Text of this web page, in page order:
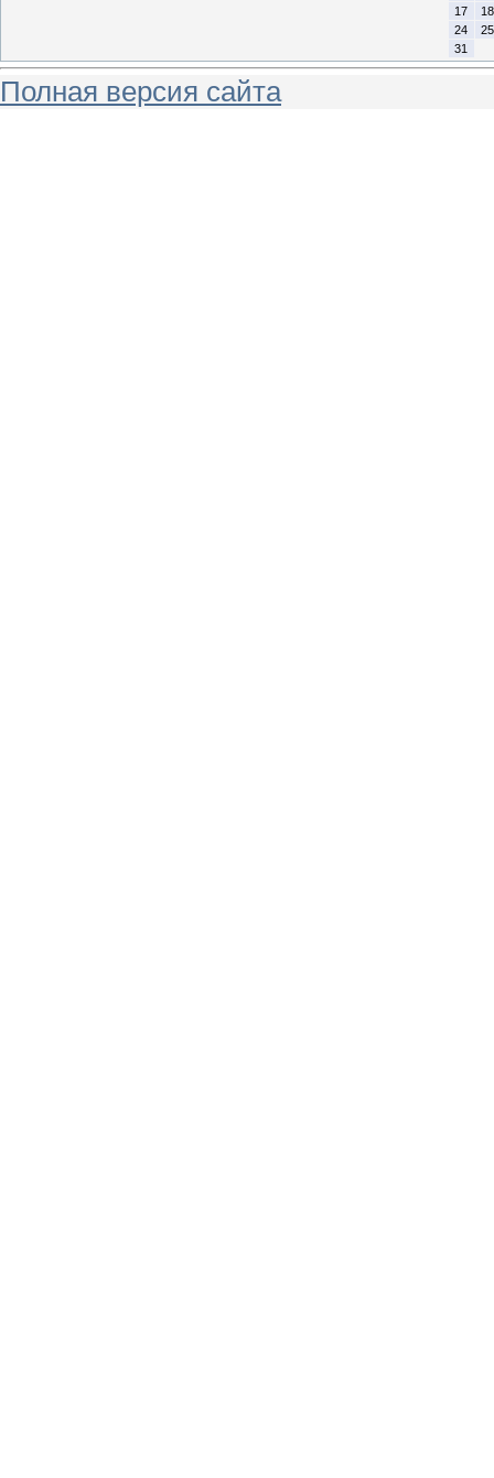
17
18
24
25
31
Полная версия сайта